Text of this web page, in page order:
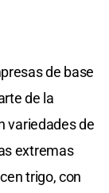
de base
de la
variedades de
extremas
trigo, con